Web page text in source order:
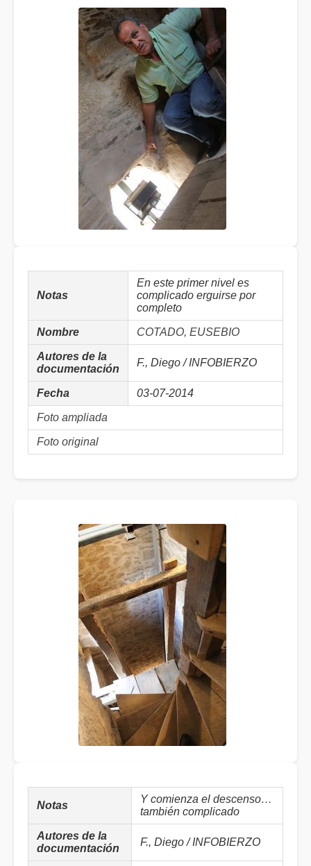
Notas
En este primer nivel es
complicado erguirse por
completo
Nombre COTADO, EUSEBIO
Autores de la
documentación
F., Diego / INFOBIERZO
Fecha 03-07-2014
Foto ampliada
Foto original
Notas
Y comienza el descenso…
también complicado
Autores de la
documentación
F., Diego / INFOBIERZO